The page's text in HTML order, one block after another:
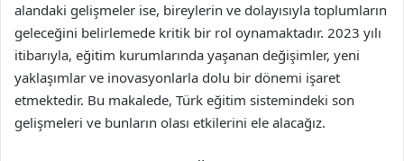
alandaki gelişmeler ise, bireylerin ve dolayısıyla toplumların
geleceğini belirlemede kritik bir rol oynamaktadır. 2023 yılı
itibarıyla, eğitim kurumlarında yaşanan değişimler, yeni
yaklaşımlar ve inovasyonlarla dolu bir dönemi işaret
etmektedir. Bu makalede, Türk eğitim sistemindeki son
gelişmeleri ve bunların olası etkilerini ele alacağız.